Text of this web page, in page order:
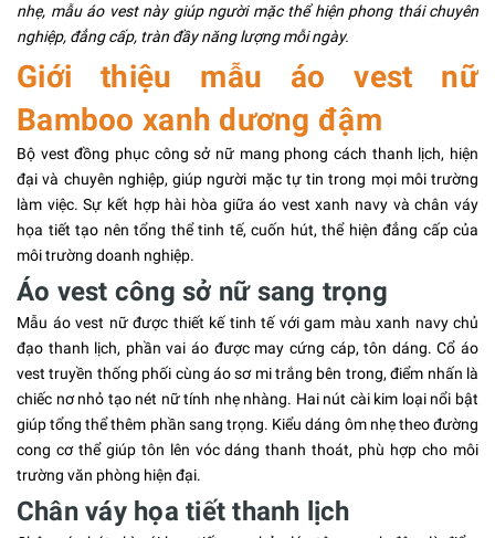
nhẹ, mẫu áo vest này giúp người mặc thể hiện phong thái chuyên
nghiệp, đẳng cấp, tràn đầy năng lượng mỗi ngày.
Giới thiệu mẫu áo vest nữ
Bamboo xanh dương đậm
Bộ vest đồng phục công sở nữ mang phong cách thanh lịch, hiện
đại và chuyên nghiệp, giúp người mặc tự tin trong mọi môi trường
làm việc. Sự kết hợp hài hòa giữa áo vest xanh navy và chân váy
họa tiết tạo nên tổng thể tinh tế, cuốn hút, thể hiện đẳng cấp của
môi trường doanh nghiệp.
Áo vest công sở nữ sang trọng
Mẫu áo vest nữ được thiết kế tinh tế với gam màu xanh navy chủ
đạo thanh lịch, phần vai áo được may cứng cáp, tôn dáng. Cổ áo
vest truyền thống phối cùng áo sơ mi trắng bên trong, điểm nhấn là
chiếc nơ nhỏ tạo nét nữ tính nhẹ nhàng. Hai nút cài kim loại nổi bật
giúp tổng thể thêm phần sang trọng. Kiểu dáng ôm nhẹ theo đường
cong cơ thể giúp tôn lên vóc dáng thanh thoát, phù hợp cho môi
trường văn phòng hiện đại.
Chân váy họa tiết thanh lịch